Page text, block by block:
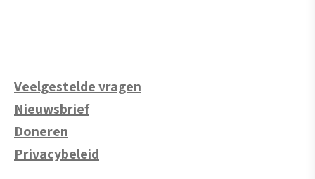
Veelgestelde vragen
Nieuwsbrief
Doneren
Privacybeleid